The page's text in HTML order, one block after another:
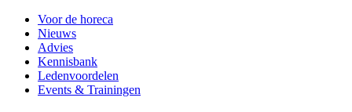
Voor de horeca
Nieuws
Advies
Kennisbank
Ledenvoordelen
Events & Trainingen